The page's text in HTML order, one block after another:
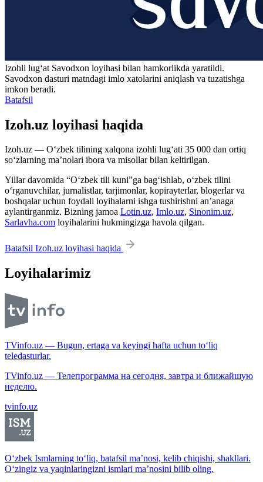
Izohli lugʻat Savodxon loyihasi bilan hamkorlikda yaratildi.
Savodxon dasturi matndagi imlo xatolarini aniqlash va tuzatishga
imkon beradi.
Batafsil
Izoh.uz loyihasi haqida
Izoh.uz — O‘zbek tilining xalqona izohli lug‘ati 35 000 dan ortiq
so‘zlarning ma’nolari ibora va misollar bilan keltirilgan.
Yillar davomida “O‘zbek tili kuni”ga bag‘ishlab, o‘zbek tilini
o‘rganuvchilar, jurnalistlar, tarjimonlar, kopirayterlar, blogerlar va
boshqalar uchun foydali loyihalarni ishga tushirishni an’anaga
aylantirganmiz. Bizning jamoa Lotin.uz, Imlo.uz, Sinonim.uz,
Sarlavha.com loyihalarini hukmingizga havola qilgan.
Batafsil Izoh.uz loyihasi haqida
Loyihalarimiz
TVinfo.uz — Bugun, ertaga va keyingi hafta uchun to‘liq
teledasturlar.
TVinfo.uz — Телепрограмма на сегодня, завтра и ближайшую
неделю.
tvinfo.uz
O‘zbek Ismlarning to‘liq, batafsil ma’nosi, kelib chiqishi, shakllari.
O‘zingiz va yaqinlaringizni ismlari ma’nosini bilib oling.